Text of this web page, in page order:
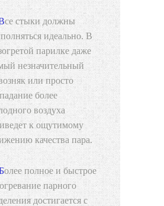
должны
идеально. В
парилке даже
незначительный
или просто
более
воздуха
к ощутимому
качества пара.
и быстрое
парного
достигается с